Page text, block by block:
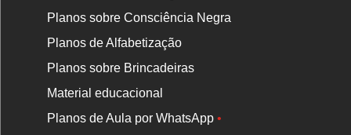
Planos sobre Consciência Negra
Planos de Alfabetização
Planos sobre Brincadeiras
Material educacional
Planos de Aula por WhatsApp•